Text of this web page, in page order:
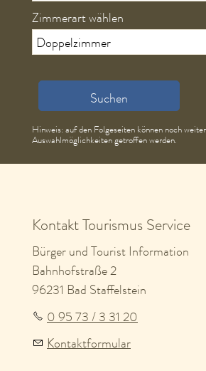
Kontakt Tourismus Service
Bürger und Tourist Information
Bahnhofstraße 2
96231 Bad Staffelstein
0 95 73 / 3 31 20
Kontakt zum Rathaus
Stadt Bad Staffelstein
Marktplatz 1
96231 Bad Staffelstein
0 95 73 / 4 10